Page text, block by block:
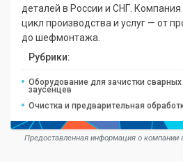
деталей в России и СНГ.
цикл производства и услуг — от
до шефмонтажа.
Рубрики:
Оборудование для зачистки
заусенцев
Очистка и предварительная
Предоставленная информация о компании